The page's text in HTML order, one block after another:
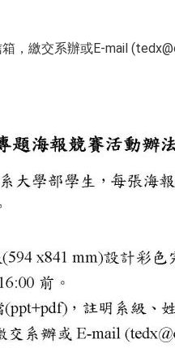
，繳交系辦或E-mail